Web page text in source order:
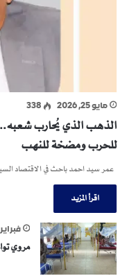
مايو 25, 2026 338
الذهب الذي يُحارب
للحرب ومضخة للنهب
عمر سيد احمد باحث في الاقتصاد
اقرأ المزيد
فبراير 24,
مروي